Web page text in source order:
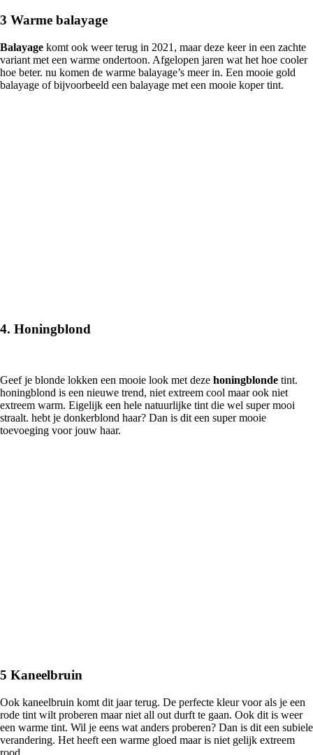
3 Warme balayage
Balayage komt ook weer terug in 2021, maar deze keer in een zachte
variant met een warme ondertoon. Afgelopen jaren wat het hoe cooler
hoe beter. nu komen de warme balayage’s meer in. Een mooie gold
balayage of bijvoorbeeld een balayage met een mooie koper tint.
4. Honingblond
Geef je blonde lokken een mooie look met deze honingblonde tint.
honingblond is een nieuwe trend, niet extreem cool maar ook niet
extreem warm. Eigelijk een hele natuurlijke tint die wel super mooi
straalt. hebt je donkerblond haar? Dan is dit een super mooie
toevoeging voor jouw haar.
5 Kaneelbruin
Ook kaneelbruin komt dit jaar terug. De perfecte kleur voor als je een
rode tint wilt proberen maar niet all out durft te gaan. Ook dit is weer
een warme tint. Wil je eens wat anders proberen? Dan is dit een subiele
verandering. Het heeft een warme gloed maar is niet gelijk extreem
rood.